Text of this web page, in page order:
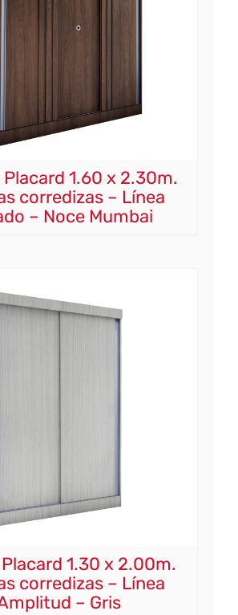
1.60 x 2.30m.
corredizas – Línea
– Noce Mumbai
1.30 x 2.00m.
corredizas – Línea
– Gris